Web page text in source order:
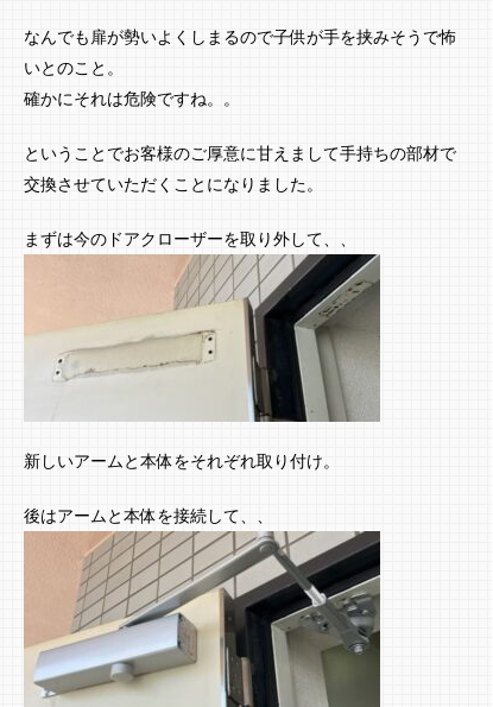
なんでも扉が勢いよくしまるので子供が手を挟みそうで怖
いとのこと。
確かにそれは危険ですね。。
ということでお客様のご厚意に甘えまして手持ちの部材で
交換させていただくことになりました。
まずは今のドアクローザーを取り外して、、
新しいアームと本体をそれぞれ取り付け。
後はアームと本体を接続して、、